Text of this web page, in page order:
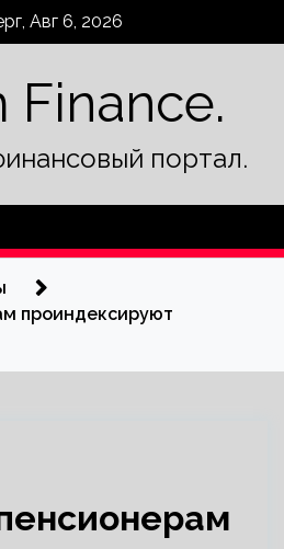
Авг 6, 2026
Finance.
портал.
проиндексируют